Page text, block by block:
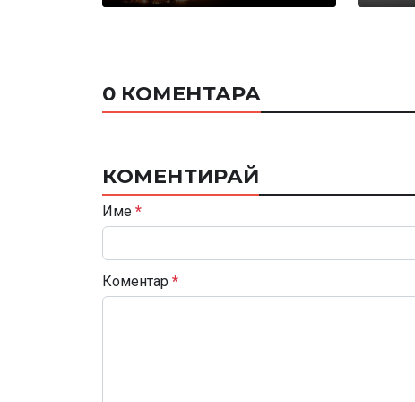
0 КОМЕНТАРА
КОМЕНТИРАЙ
Име *
Коментар *